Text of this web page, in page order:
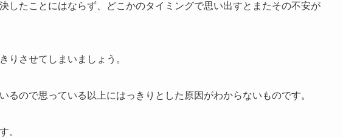
したことにはならず、どこかのタイミングで思い出すとまたその不安が
りさせてしまいましょう。
るので思っている以上にはっきりとした原因がわからないものです。
。